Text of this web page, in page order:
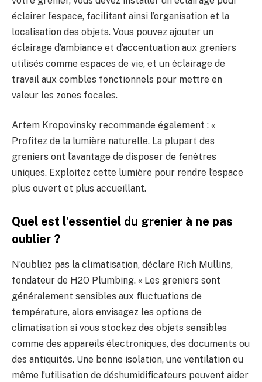
éclairer l’espace, facilitant ainsi l’organisation et la
localisation des objets. Vous pouvez ajouter un
éclairage d’ambiance et d’accentuation aux greniers
utilisés comme espaces de vie, et un éclairage de
travail aux combles fonctionnels pour mettre en
valeur les zones focales.
Artem Kropovinsky recommande également : «
Profitez de la lumière naturelle. La plupart des
greniers ont l’avantage de disposer de fenêtres
uniques. Exploitez cette lumière pour rendre l’espace
plus ouvert et plus accueillant.
Quel est l’essentiel du grenier à ne pas
oublier ?
N’oubliez pas la climatisation, déclare Rich Mullins,
fondateur de H2O Plumbing. « Les greniers sont
généralement sensibles aux fluctuations de
température, alors envisagez les options de
climatisation si vous stockez des objets sensibles
comme des appareils électroniques, des documents ou
des antiquités. Une bonne isolation, une ventilation ou
même l’utilisation de déshumidificateurs peuvent aider